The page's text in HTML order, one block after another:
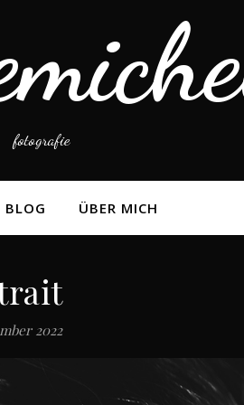
fotografie
BLOG ÜBER MICH
2022